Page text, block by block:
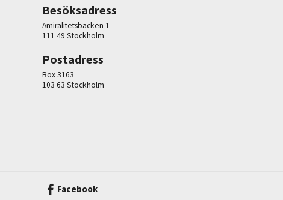
Besöksadress
Amiralitetsbacken 1
111 49 Stockholm
Postadress
Box 3163
103 63 Stockholm
Facebook